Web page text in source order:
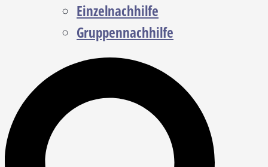
Einzelnachhilfe
Gruppennachhilfe